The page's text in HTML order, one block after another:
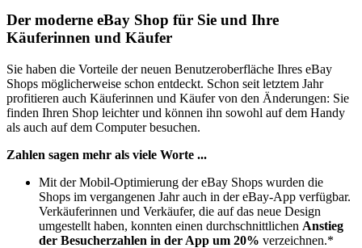
Der moderne eBay Shop für Sie und Ihre
Käuferinnen und Käufer
Sie haben die Vorteile der neuen Benutzeroberfläche Ihres eBay
Shops möglicherweise schon entdeckt. Schon seit letztem Jahr
profitieren auch Käuferinnen und Käufer von den Änderungen: Sie
finden Ihren Shop leichter und können ihn sowohl auf dem Handy
als auch auf dem Computer besuchen.
Zahlen sagen mehr als viele Worte ...
Mit der Mobil-Optimierung der eBay Shops wurden die
Shops im vergangenen Jahr auch in der eBay-App verfügbar.
Verkäuferinnen und Verkäufer, die auf das neue Design
umgestellt haben, konnten einen durchschnittlichen Anstieg
der Besucherzahlen in der App um 20% verzeichnen.*